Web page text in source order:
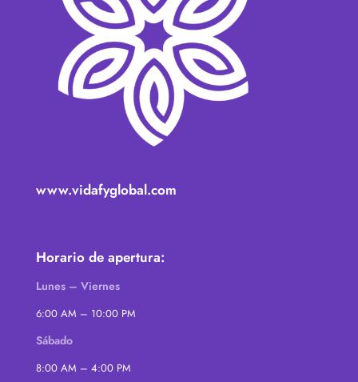
www.vidafyglobal.com
Horario de apertura:
Lunes – Viernes
6:00 AM – 10:00 PM
Sábado
8:00 AM – 4:00 PM